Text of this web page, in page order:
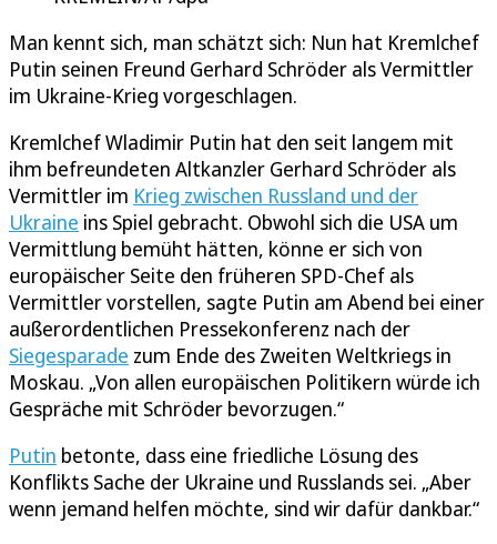
Man kennt sich, man schätzt sich: Nun hat Kremlchef
Putin seinen Freund Gerhard Schröder als Vermittler
im Ukraine-Krieg vorgeschlagen.
Kremlchef Wladimir Putin hat den seit langem mit
ihm befreundeten Altkanzler Gerhard Schröder als
Vermittler im Krieg zwischen Russland und der
Ukraine ins Spiel gebracht. Obwohl sich die USA um
Vermittlung bemüht hätten, könne er sich von
europäischer Seite den früheren SPD-Chef als
Vermittler vorstellen, sagte Putin am Abend bei einer
außerordentlichen Pressekonferenz nach der
Siegesparade zum Ende des Zweiten Weltkriegs in
Moskau. „Von allen europäischen Politikern würde ich
Gespräche mit Schröder bevorzugen.“
Putin betonte, dass eine friedliche Lösung des
Konflikts Sache der Ukraine und Russlands sei. „Aber
wenn jemand helfen möchte, sind wir dafür dankbar.“